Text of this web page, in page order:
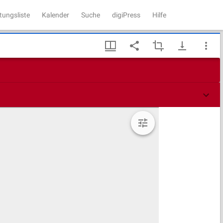
Kalender Suche digiPress Hilfe